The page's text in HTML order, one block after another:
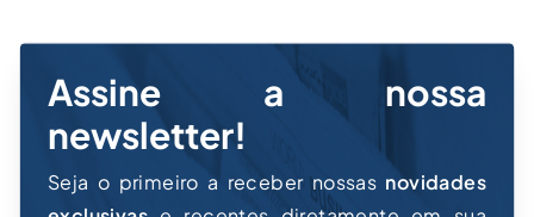
Assine a nossa
newsletter!
Seja o primeiro a receber nossas novidades